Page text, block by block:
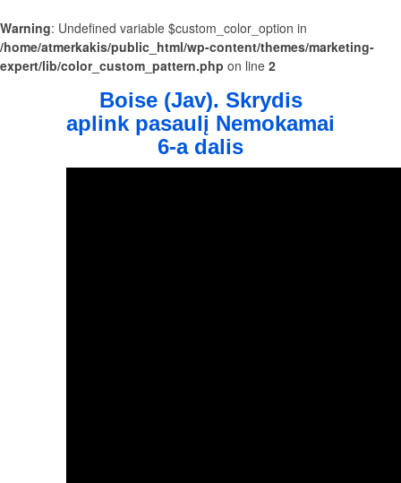
Warning: Undefined variable $custom_color_option in
/home/atmerkakis/public_html/wp-content/themes/marketing-
expert/lib/color_custom_pattern.php on line 2
Boise (Jav). Skrydis
aplink pasaulį Nemokamai
6-a dalis